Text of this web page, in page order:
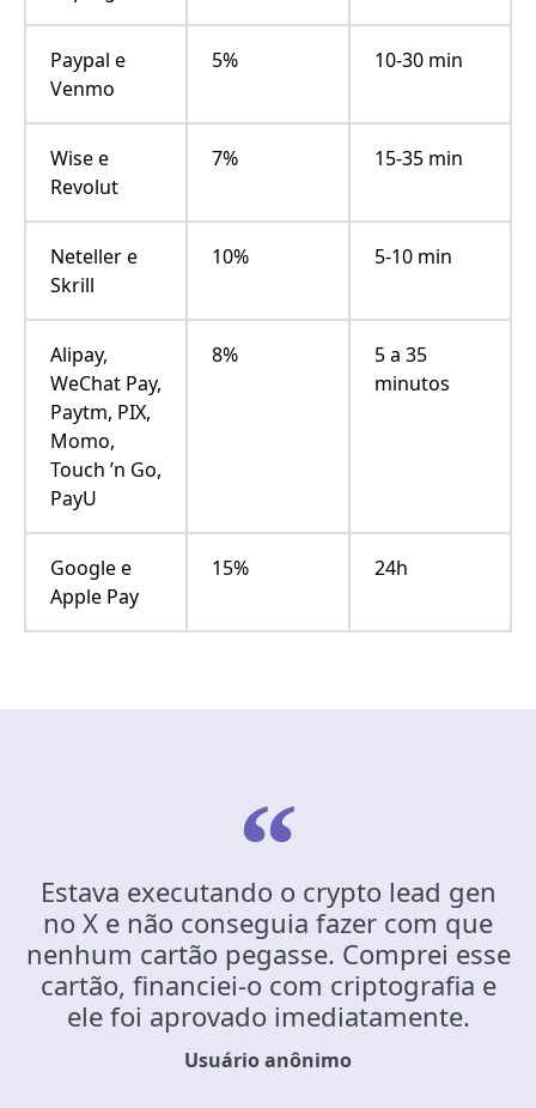
Paypal e
Venmo
5% 10-30 min
Wise e
Revolut
7% 15-35 min
Neteller e
Skrill
10% 5-10 min
Alipay,
WeChat Pay,
Paytm, PIX,
Momo,
Touch ’n Go,
PayU
8%
5 a 35
minutos
Google e
Apple Pay
15% 24h
Estava executando o crypto lead gen
no X e não conseguia fazer com que
nenhum cartão pegasse. Comprei esse
cartão, financiei-o com criptografia e
ele foi aprovado imediatamente.
Usuário anônimo